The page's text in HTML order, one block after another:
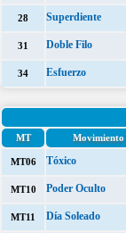
28 Superdiente
31 Doble Filo
34 Esfuerzo
MT
Movimiento
MT06 Tóxico
MT10 Poder Oculto
MT11 Día Soleado